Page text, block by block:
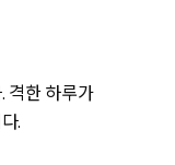
격한 하루가
.